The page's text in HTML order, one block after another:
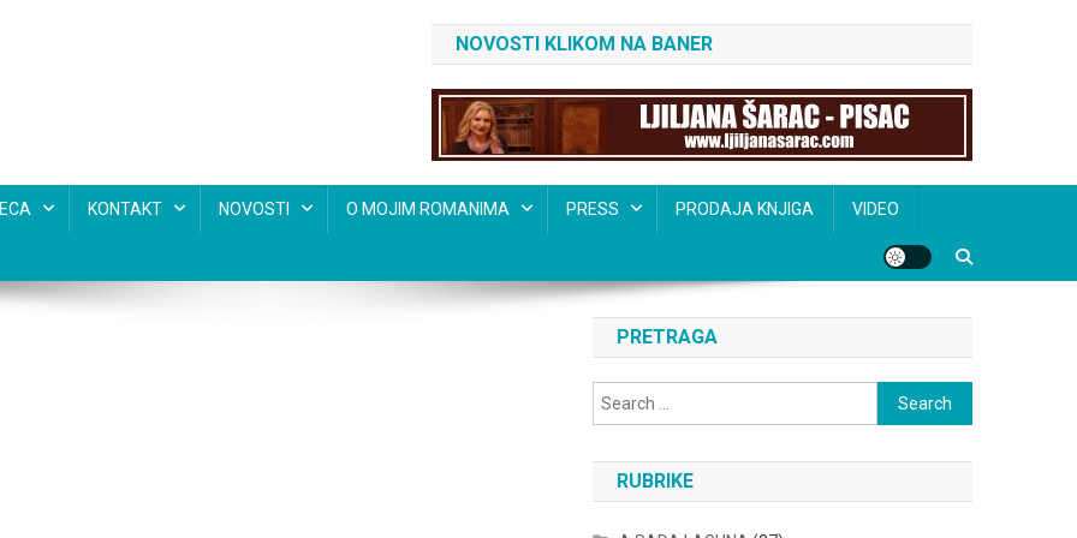
NOVOSTI KLIKOM NA BANER
KONTAKT NOVOSTI O MOJIM ROMANIMA PRESS PRODAJA KNJIGA VIDEO
PRETRAGA
Search
for:
RUBRIKE